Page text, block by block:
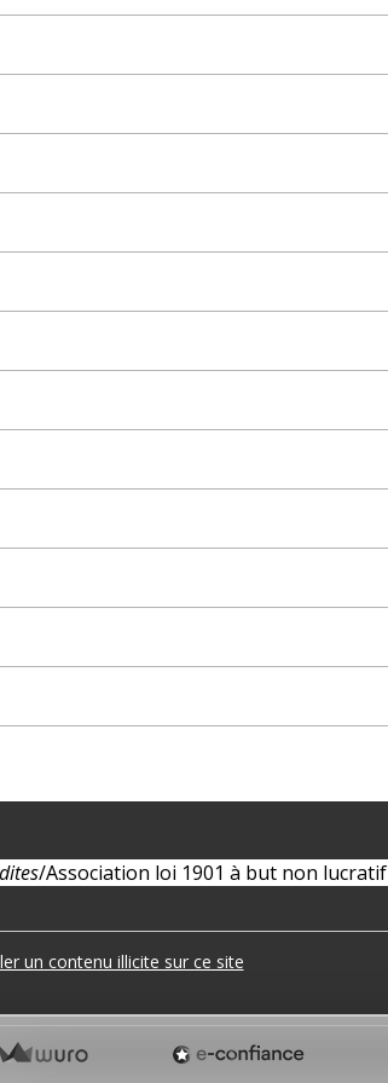
/Association loi 1901 à but non lucratif
un contenu illicite sur ce site